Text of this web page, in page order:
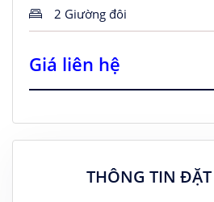
2 Giường đôi
Giá liên hệ
THÔNG TIN